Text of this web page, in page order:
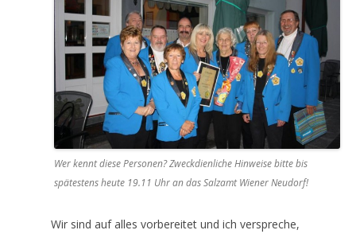
Wer kennt diese Personen? Zweckdienliche Hinweise bitte bis
spätestens heute 19.11 Uhr an das Salzamt Wiener Neudorf!
Wir sind auf alles vorbereitet und ich verspreche,